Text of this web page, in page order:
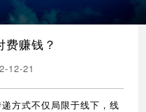
费赚钱？
12-21
方式不仅局限于线下，线